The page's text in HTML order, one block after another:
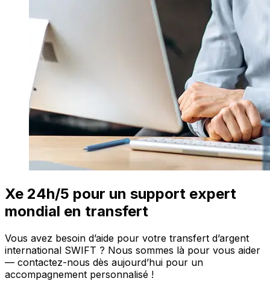
Xe 24h/5 pour un support expert
mondial en transfert
Vous avez besoin d’aide pour votre transfert d’argent
international SWIFT ? Nous sommes là pour vous aider
— contactez-nous dès aujourd’hui pour un
accompagnement personnalisé !